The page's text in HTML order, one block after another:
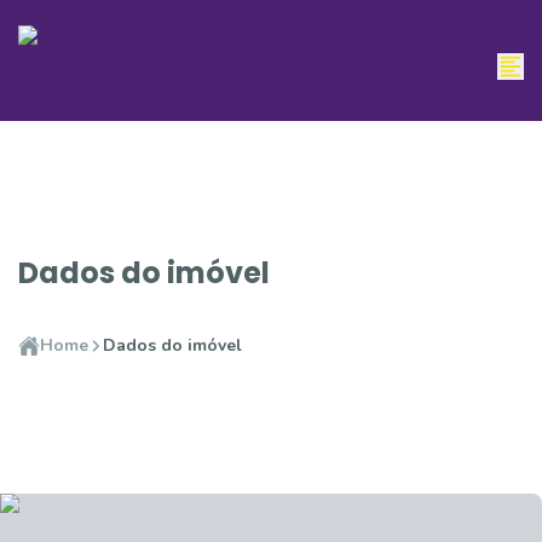
Dados do imóvel
Home Dados do imóvel